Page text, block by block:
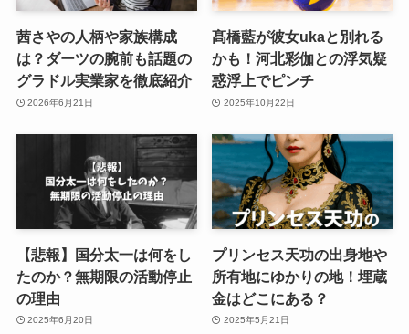
茜さやの人柄や家族構成
は？ダーツの腕前も話題の
グラドル実業家を徹底紹介
2026年6月21日
髙橋藍が彼女ukaと別れる
かも！河北彩伽との浮気疑
惑浮上でピンチ
2025年10月22日
【悲報】国分太一は何をし
たのか？無期限の活動停止
の理由
2025年6月20日
プリンセス天功の出身地や
所有地にゆかりの地！埋蔵
金はどこにある？
2025年5月21日